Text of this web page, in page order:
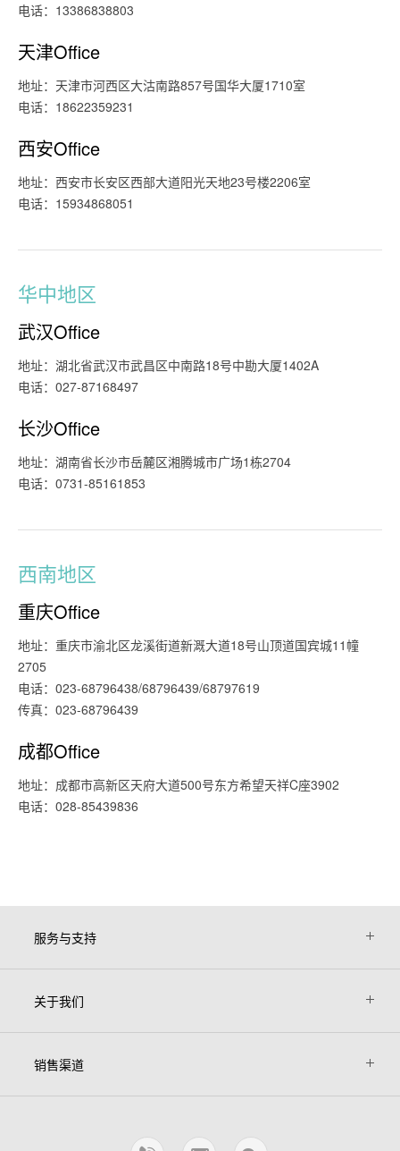
电话：13386838803
天津Office
地址：天津市河西区大沽南路857号国华大厦1710室
电话：18622359231
西安Office
地址：西安市长安区西部大道阳光天地23号楼2206室
电话：15934868051
华中地区
武汉Office
地址：湖北省武汉市武昌区中南路18号中勘大厦1402A
电话：027-87168497
长沙Office
地址：湖南省长沙市岳麓区湘腾城市广场1栋2704
电话：0731-85161853
西南地区
重庆Office
地址：重庆市渝北区龙溪街道新溉大道18号山顶道国宾城11幢
2705
电话：023-68796438/68796439/68797619
传真：023-68796439
成都Office
地址：成都市高新区天府大道500号东方希望天祥C座3902
电话：028-85439836
服务与支持
关于我们
销售渠道